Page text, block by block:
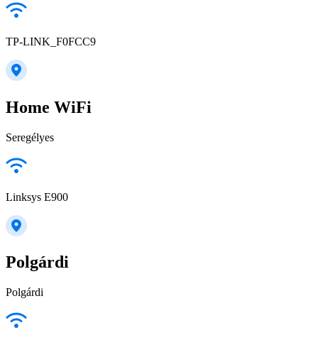
TP-LINK_F0FCC9
Home WiFi
Seregélyes
Linksys E900
Polgárdi
Polgárdi